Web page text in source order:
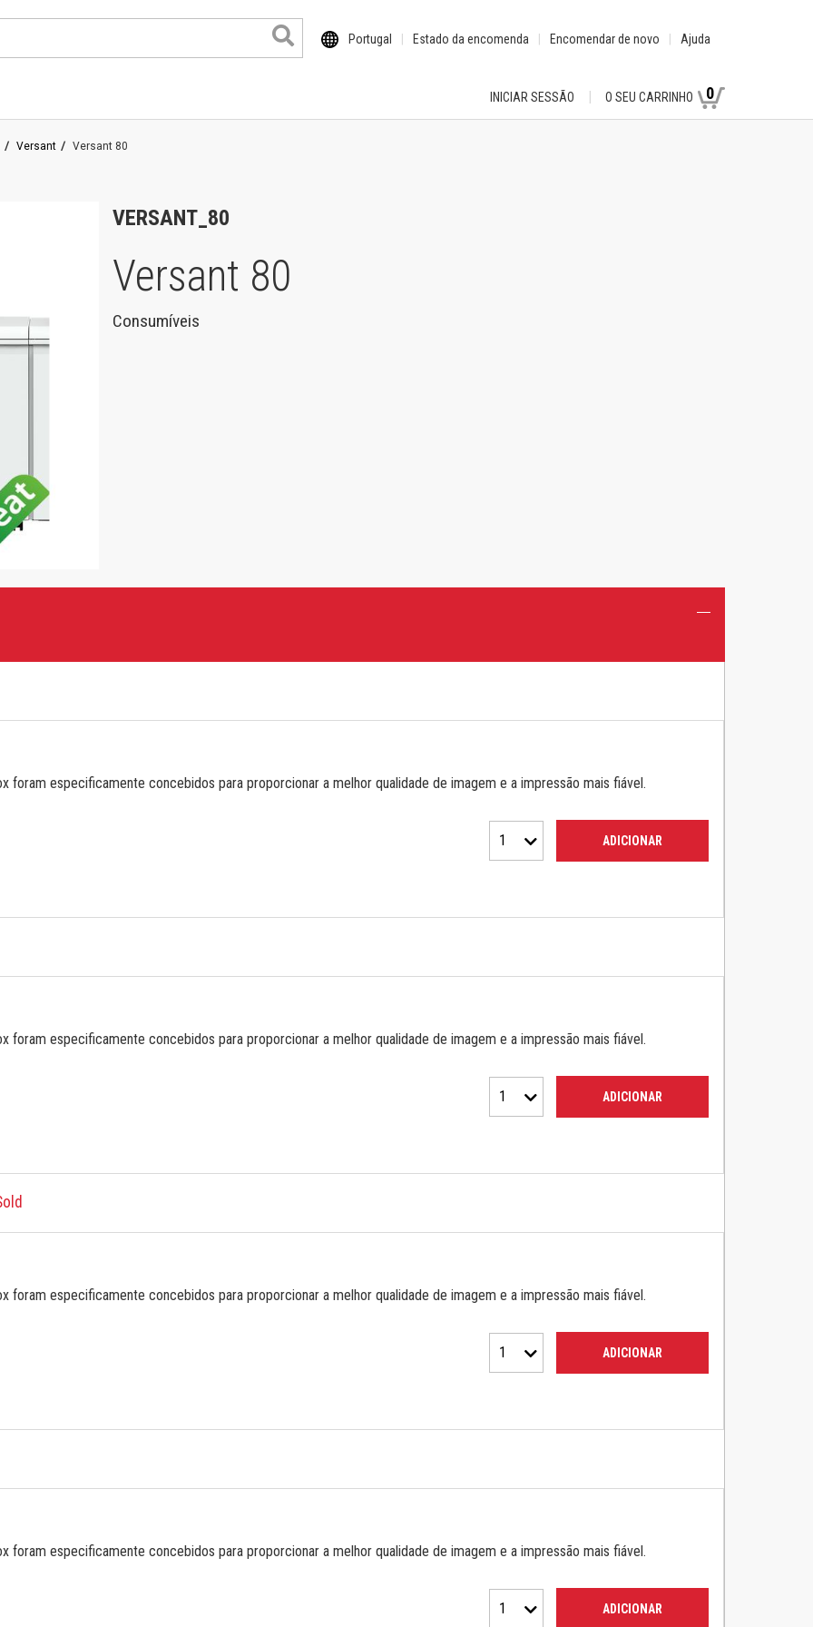
Portugal Estado da encomenda Encomendar de novo Ajuda
de travail
INICIAR SESSÃO O SEU CARRINHO 0
Versant Versant 80
VERSANT_80
Versant 80
Consumíveis
foram especificamente concebidos para proporcionar a melhor qualidade de imagem e a impressão mais fiável.
1 ADICIONAR
foram especificamente concebidos para proporcionar a melhor qualidade de imagem e a impressão mais fiável.
1 ADICIONAR
foram especificamente concebidos para proporcionar a melhor qualidade de imagem e a impressão mais fiável.
1 ADICIONAR
foram especificamente concebidos para proporcionar a melhor qualidade de imagem e a impressão mais fiável.
1 ADICIONAR